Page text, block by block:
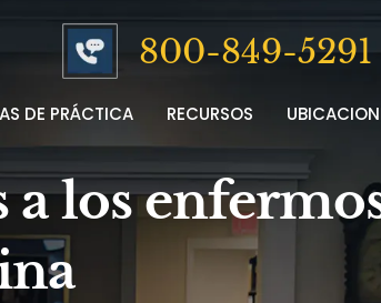
800-849-5291
DE PRÁCTICA RECURSOS
a los